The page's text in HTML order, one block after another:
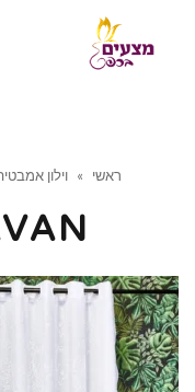
ראשי » וילון